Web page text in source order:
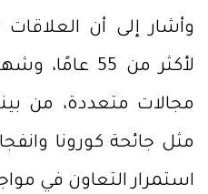
وأشار إلى أن
لأكثر من 55
مجالات متعددة، من
مثل جائحة كورونا
استمرار التعاون في